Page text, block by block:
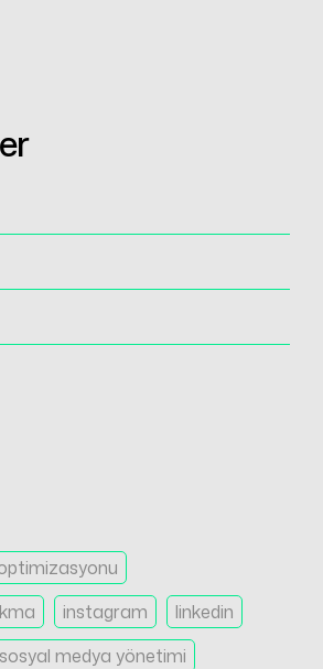
instagram
linkedin
sosyal medya yönetimi